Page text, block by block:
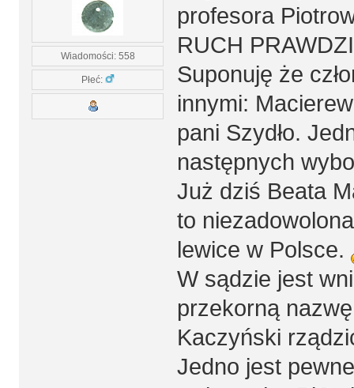
Wiadomości: 558
Płeć:
profesora
RUCH
Suponuję że
innymi:
pani Szydło.
następnych
Już dziś Beata
to
lewice w Polsce.
W sądzie jest
przekorną
Kaczyński
Jedno jest